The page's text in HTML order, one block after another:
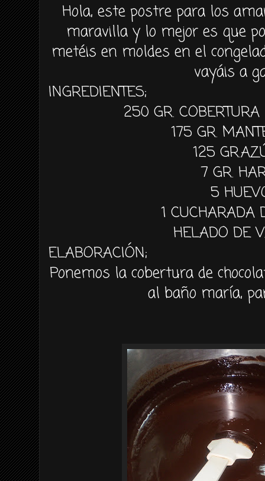
Hola, este postre para los
maravilla y lo mejor es que
metéis en moldes en el
vayáis a
INGREDIENTES;
250GR.
175 GR.
125GR.
7 GR.
5
1 CUCHARADA
HELADO DE
ELABORACIÓN;
Ponemos la cobertura de
al baño maría,